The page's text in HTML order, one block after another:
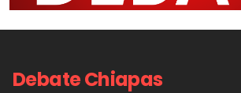
Debate Chiapas